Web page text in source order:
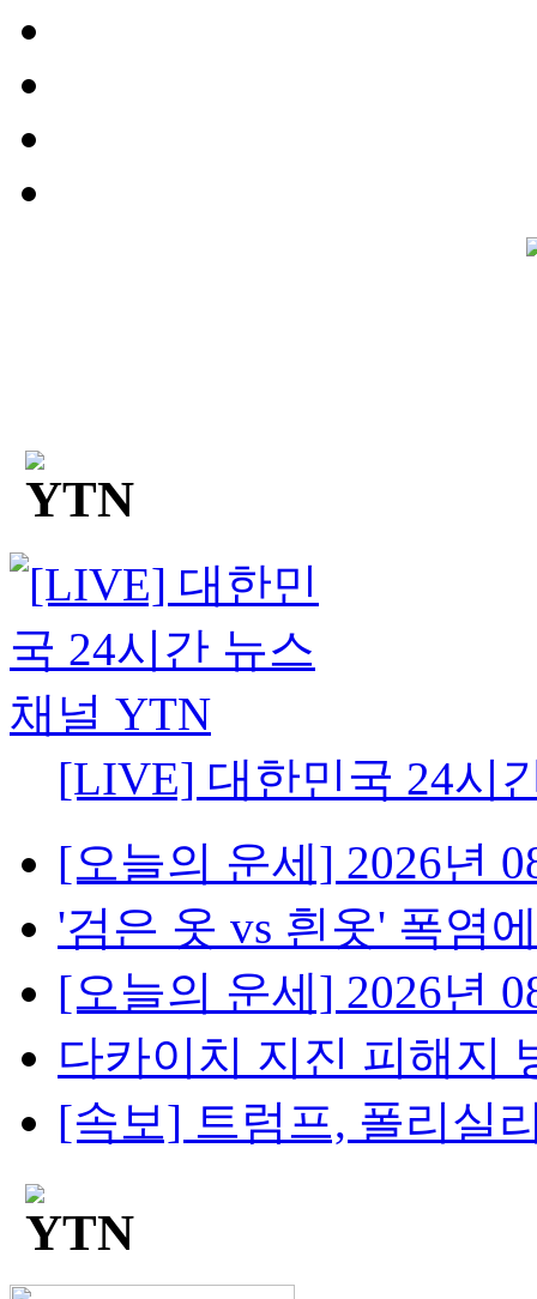
[LIVE] 대한민국 24시
[오늘의 운세] 2026년
'검은 옷 vs 흰옷' 폭염
[오늘의 운세] 2026년
다카이치 지진 피해지
[속보] 트럼프, 폴리실